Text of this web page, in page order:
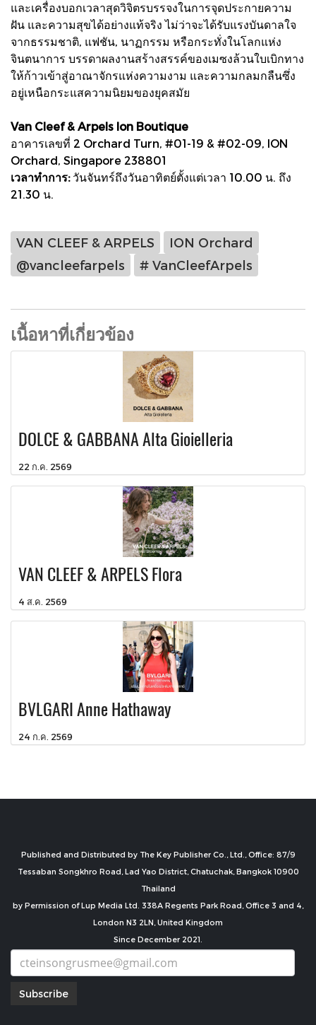
และเครื่องบอกเวลาสุดวิจิตรบรรจงในการจุดประกายความ
ฝัน และความสุขได้อย่างแท้จริง ไม่ว่าจะได้รับแรงบันดาลใจ
จากธรรมชาติ, แฟชัน, นาฏกรรม หรือกระทั่งในโลกแห่ง
จินตนาการ บรรดาผลงานสร้างสรรค์ของเมซงล้วนใบเบิกทาง
ให้ก้าวเข้าสู่อาณาจักรแห่งความงาม และความกลมกลืนซึ่ง
อยู่เหนือกระแสความนิยมของยุคสมัย
Van Cleef & Arpels Ion Boutique
อาคารเลขที่ 2 Orchard Turn, #01-19 & #02-09, ION
Orchard, Singapore 238801
เวลาทำการ:วันจันทร์ถึงวันอาทิตย์ตั้งแต่เวลา 10.00 น. ถึง
21.30 น.
VAN CLEEF & ARPELS
ION Orchard
@vancleefarpels
# VanCleefArpels
เนื้อหาที่เกี่ยวข้อง
DOLCE & GABBANA Alta Gioielleria
22 ก.ค. 2569
VAN CLEEF & ARPELS Flora
4 ส.ค. 2569
BVLGARI Anne Hathaway
24 ก.ค. 2569
Published and Distributed by The Key Publisher Co., Ltd., Office: 87/9
Tessaban Songkhro Road, Lad Yao District, Chatuchak, Bangkok 10900
Thailand
by Permission of Lup Media Ltd. 338A Regents Park Road, Office 3 and 4,
London N3 2LN, United Kingdom
Since December 2021.
Subscribe